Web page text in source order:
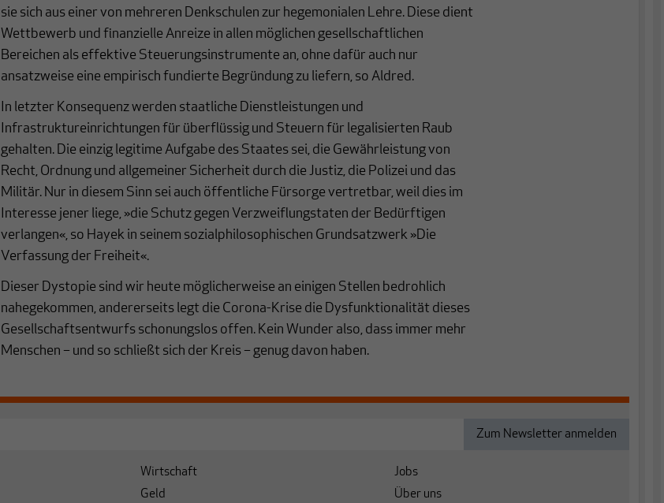
sie sich aus einer von mehreren Denkschulen zur hegemonialen Lehre. Diese dient
Wettbewerb und finanzielle Anreize in allen möglichen gesellschaftlichen
Bereichen als effektive Steuerungsinstrumente an, ohne dafür auch nur
ansatzweise eine empirisch fundierte Begründung zu liefern, so Aldred.
In letzter Konsequenz werden staatliche Dienstleistungen und
Infrastruktureinrichtungen für überflüssig und Steuern für legalisierten Raub
gehalten. Die einzig legitime Aufgabe des Staates sei, die Gewährleistung von
Recht, Ordnung und allgemeiner Sicherheit durch die Justiz, die Polizei und das
Militär. Nur in diesem Sinn sei auch öffentliche Fürsorge vertretbar, weil dies im
Interesse jener liege, »die Schutz gegen Verzweiflungstaten der Bedürftigen
verlangen«, so Hayek in seinem sozialphilosophischen Grundsatzwerk »Die
Verfassung der Freiheit«.
Dieser Dystopie sind wir heute möglicherweise an einigen Stellen bedrohlich
nahegekommen, andererseits legt die Corona-Krise die Dysfunktionalität dieses
Gesellschaftsentwurfs schonungslos offen. Kein Wunder also, dass immer mehr
Menschen – und so schließt sich der Kreis – genug davon haben.
Wirtschaft
Geld
Jobs
Über uns